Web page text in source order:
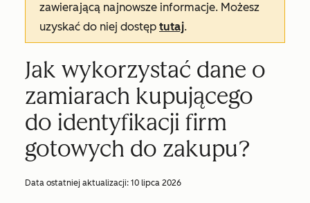
zawierającą najnowsze informacje. Możesz
uzyskać do niej dostęp tutaj.
Jak wykorzystać dane o
zamiarach kupującego
do identyfikacji firm
gotowych do zakupu?
Data ostatniej aktualizacji: 10 lipca 2026